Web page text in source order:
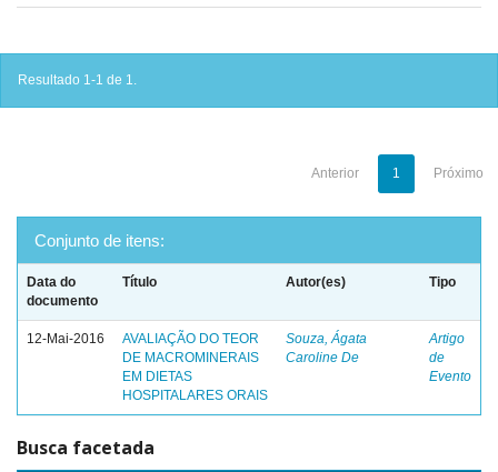
Resultado 1-1 de 1.
Anterior 1 Próximo
Conjunto de itens:
Data do
documento
Título Autor(es) Tipo
12-Mai-2016
AVALIAÇÃO DO TEOR
DE MACROMINERAIS
EM DIETAS
HOSPITALARES ORAIS
Souza, Ágata
Caroline De
Artigo
de
Evento
Busca facetada